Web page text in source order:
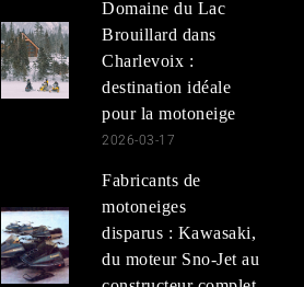
Domaine du Lac
Brouillard dans
Charlevoix :
destination idéale
pour la motoneige
2026-03-17
Fabricants de
motoneiges
disparus : Kawasaki,
du moteur Sno-Jet au